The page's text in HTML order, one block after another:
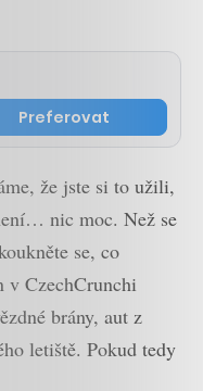
Preferovat
že jste si to užili,
nic moc. Než se
se, co
v CzechCrunchi
brány, aut z
letiště. Pokud tedy